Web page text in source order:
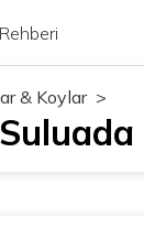
& Koylar >